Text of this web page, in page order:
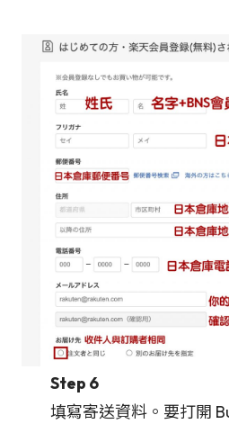
Step 6
填寫寄送資料。要打開